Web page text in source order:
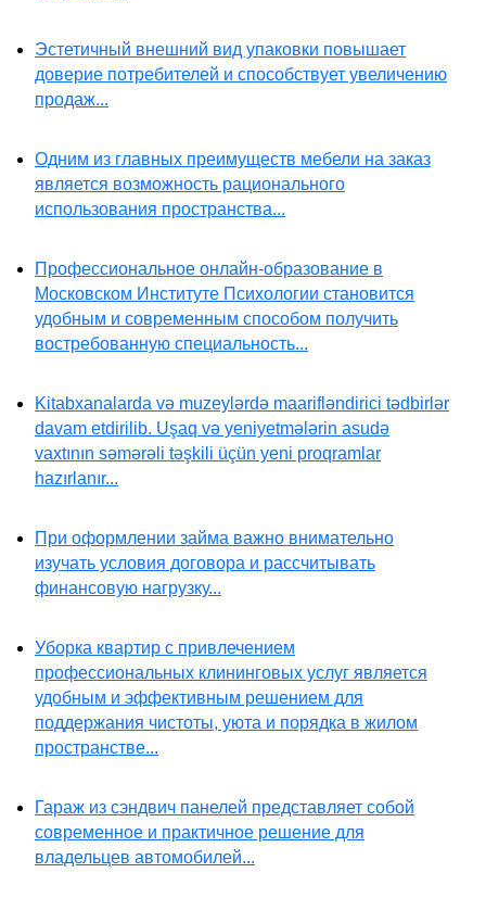
Эстетичный внешний вид упаковки повышает
доверие потребителей и способствует увеличению
продаж...
Одним из главных преимуществ мебели на заказ
является возможность рационального
использования пространства...
Профессиональное онлайн-образование в
Московском Институте Психологии становится
удобным и современным способом получить
востребованную специальность...
Kitabxanalarda və muzeylərdə maarifləndirici tədbirlər
davam etdirilib. Uşaq və yeniyetmələrin asudə
vaxtının səmərəli təşkili üçün yeni proqramlar
hazırlanır...
При оформлении займа важно внимательно
изучать условия договора и рассчитывать
финансовую нагрузку...
Уборка квартир с привлечением
профессиональных клининговых услуг является
удобным и эффективным решением для
поддержания чистоты, уюта и порядка в жилом
пространстве...
Гараж из сэндвич панелей представляет собой
современное и практичное решение для
владельцев автомобилей...